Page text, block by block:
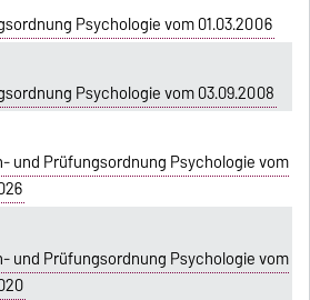
Psychologie vom 01.03.2006
Psychologie vom 03.09.2008
und Prüfungsordnung Psychologie vom
und Prüfungsordnung Psychologie vom